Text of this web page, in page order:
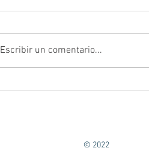
Brandenburg
Escribir un comentario...
© 2022